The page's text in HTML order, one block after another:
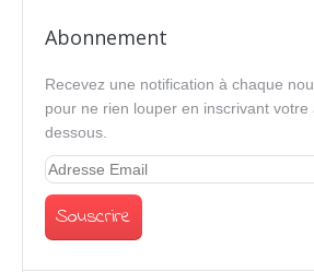
Abonnement
Recevez une notification à chaque
pour ne rien louper en inscrivant votre
dessous.